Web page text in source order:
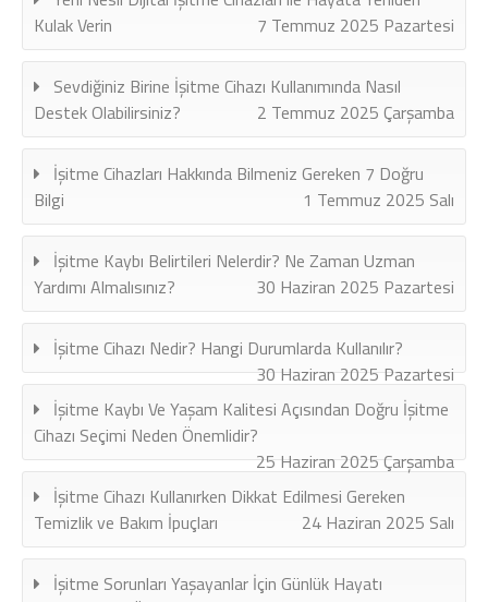
Kulak Verin
7 Temmuz 2025 Pazartesi
Sevdiğiniz Birine İşitme Cihazı Kullanımında Nasıl
Destek Olabilirsiniz?
2 Temmuz 2025 Çarşamba
İşitme Cihazları Hakkında Bilmeniz Gereken 7 Doğru
Bilgi
1 Temmuz 2025 Salı
İşitme Kaybı Belirtileri Nelerdir? Ne Zaman Uzman
Yardımı Almalısınız?
30 Haziran 2025 Pazartesi
İşitme Cihazı Nedir? Hangi Durumlarda Kullanılır?
30 Haziran 2025 Pazartesi
İşitme Kaybı Ve Yaşam Kalitesi Açısından Doğru İşitme
Cihazı Seçimi Neden Önemlidir?
25 Haziran 2025 Çarşamba
İşitme Cihazı Kullanırken Dikkat Edilmesi Gereken
Temizlik ve Bakım İpuçları
24 Haziran 2025 Salı
İşitme Sorunları Yaşayanlar İçin Günlük Hayatı